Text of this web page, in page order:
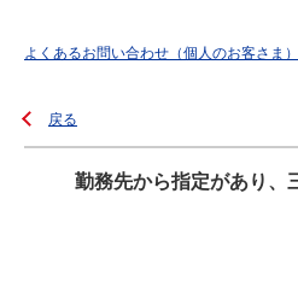
よくあるお問い合わせ（個人のお客さま）
戻る
勤務先から指定があり、